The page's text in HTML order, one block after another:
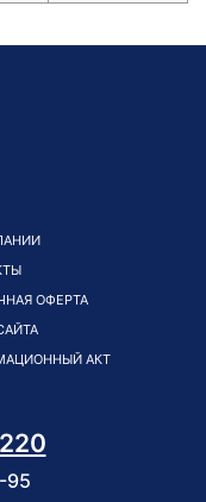
ОФЕРТА
АКТ
95